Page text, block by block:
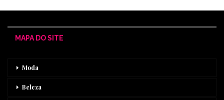
MAPA DO SITE
Moda
Beleza